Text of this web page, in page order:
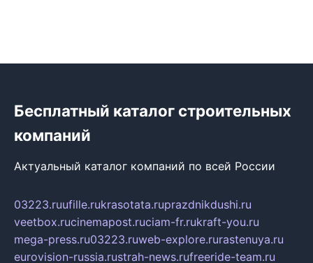
Бесплатный каталог строительных
компаний
Актуальный каталог компаний по всей России
03223.ruufille.rukrasotata.ruprazdnikdushi.ru
veetbox.rucinemapost.ruciam-fr.rukraft-you.ru
mega-press.ru03223.ruweb-explore.rurastenuya.ru
eurovision-russia.rustrah-news.rufreeride-team.ru